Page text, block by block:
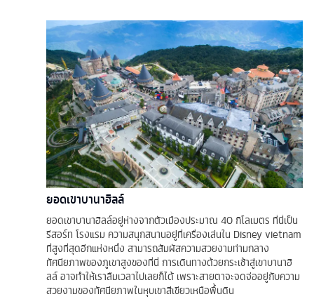
ยอดเขาบานาฮิลล์
ยอดเขาบานาฮิลล์อยู่ห่างจากตัวเมืองประมาณ 40 กิโลเมตร ที่นี่เป็น
รีสอร์ท โรงแรม ความสนุกสนานอยู่ที่เครื่องเล่นใน Disney vietnam
ที่สูงที่สุดอีกแห่งหนึ่ง สามารถสัมผัสความสวยงามท่ามกลาง
ทัศนียภาพของภูเขาสูงของที่นี่ การเดินทางด้วยกระเช้าสู่เขาบานาฮิ
ลล์ อาจทำให้เราลืมเวลาไปเลยก็ได้ เพราะสายตาจะจดจ่ออยู่กับความ
สวยงามของทัศนียภาพในหุบเขาสีเขียวเหนือพื้นดิน